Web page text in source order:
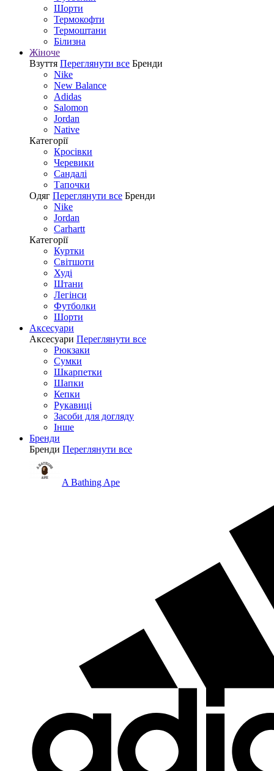
Шорти
Термокофти
Термоштани
Білизна
Жіноче
Взуття Переглянути все Бренди
Nike
New Balance
Adidas
Salomon
Jordan
Native
Категорії
Кросівки
Черевики
Сандалі
Tапочки
Одяг Переглянути все Бренди
Nike
Jordan
Carhartt
Категорії
Куртки
Світшоти
Худі
Штани
Легінси
Футболки
Шорти
Аксесуари
Аксесуари Переглянути все
Рюкзаки
Сумки
Шкарпетки
Шапки
Кепки
Рукавиці
Засоби для догляду
Інше
Бренди
Бренди Переглянути все
A Bathing Ape